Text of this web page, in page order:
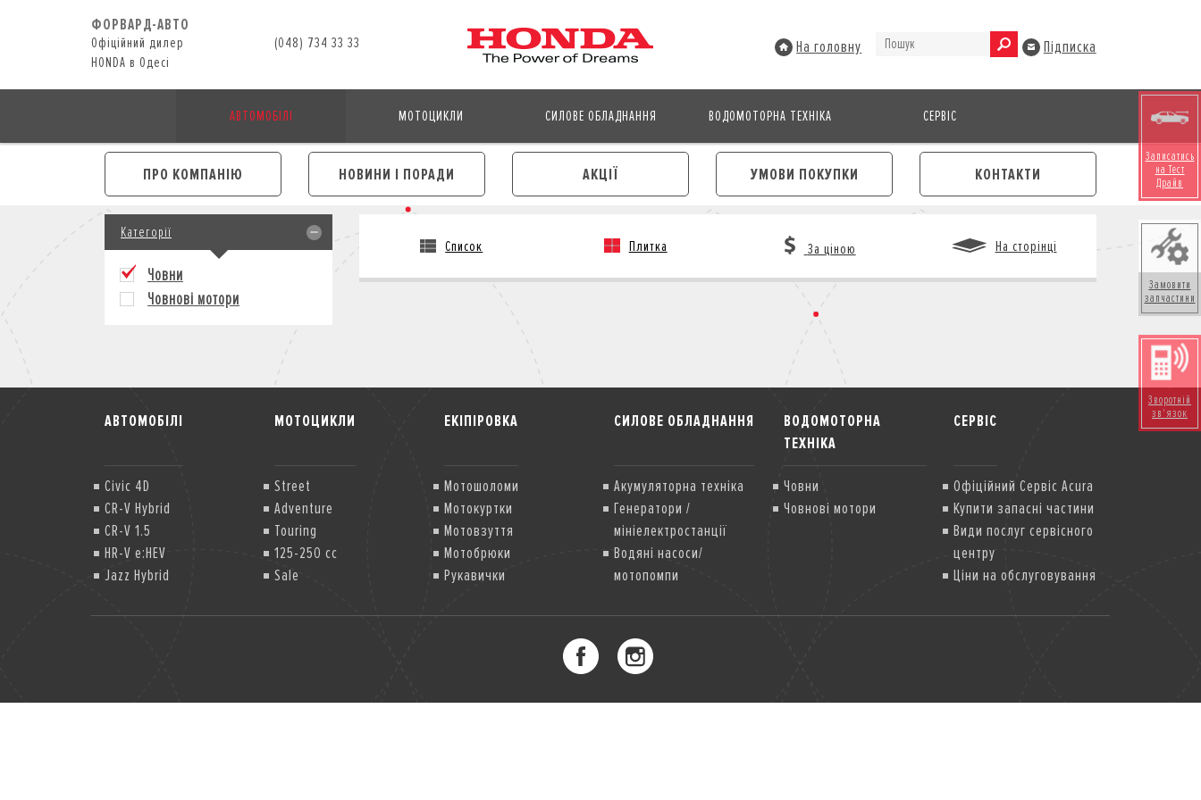
ФОРВАРД-АВТО
Офіційний дилер
HONDA в Одесі
(048) 734 33 33 На головну Підписка
АВТОМОБІЛІ МОТОЦИКЛИ СИЛОВЕ ОБЛАДНАННЯ ВОДОМОТОРНА ТЕХНІКА СЕРВІС
ПРО КОМПАНІЮ НОВИНИ І ПОРАДИ АКЦІЇ УМОВИ ПОКУПКИ КОНТАКТИ
Записатись
на Тест
Драйв
Замовити
запчастини
Зворотній
зв'язок
Категорії
Човни
Човнові мотори
Список Плитка За ціною На сторінці
АВТОМОБІЛІ
Civic 4D
CR-V Hybrid
CR-V 1.5
HR-V e:HEV
Jazz Hybrid
Jazz Hybrid Crosstar (2)
МОТОЦИКЛИ
Street
Adventure
Touring
125-250 cc
Sale
ЕКІПІРОВКА
Мотошоломи
Мотокуртки
Мотовзуття
Мотобрюки
Рукавички
СИЛОВЕ ОБЛАДНАННЯ
Акумуляторна техніка
Генератори /
мініелектростанції
Водяні насоси/
мотопомпи
Газонокосарки
Мультисистема
Снігоприбиральники
призначення
ВОДОМОТОРНА
ТЕХНІКА
Човни
Човнові мотори
СЕРВІС
Офіційний Сервіс Acura
Купити запасні частини
Види послуг сервісного
центру
Ціни на обслуговування
діагностика